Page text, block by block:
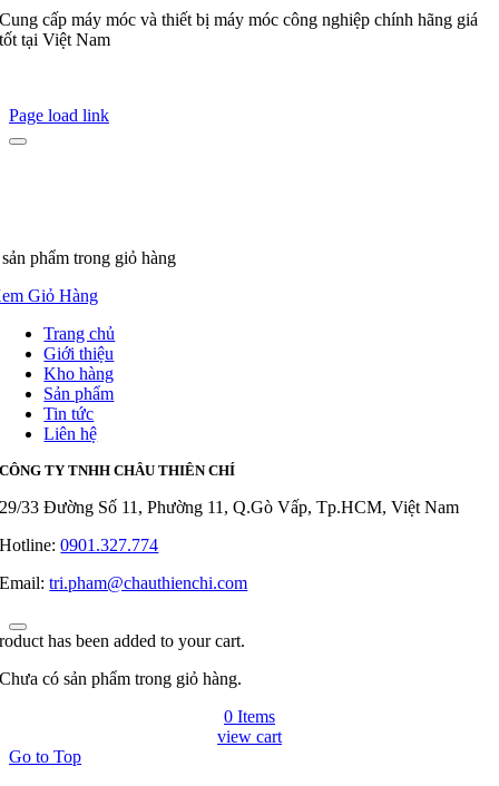
Cung cấp máy móc và thiết bị máy móc công nghiệp chính hãng giá
tốt tại Việt Nam
Page load link
phẩm trong giỏ hàng
Giỏ Hàng
Trang chủ
Giới thiệu
Kho hàng
Sản phẩm
Tin tức
Liên hệ
CÔNG TY TNHH CHÂU THIÊN CHÍ
29/33 Đường Số 11, Phường 11, Q.Gò Vấp, Tp.HCM, Việt Nam
Hotline:0901.327.774
Email:tri.pham@chauthienchi.com
has been added to your cart.
Chưa có sản phẩm trong giỏ hàng.
0 Items
view cart
Go to Top